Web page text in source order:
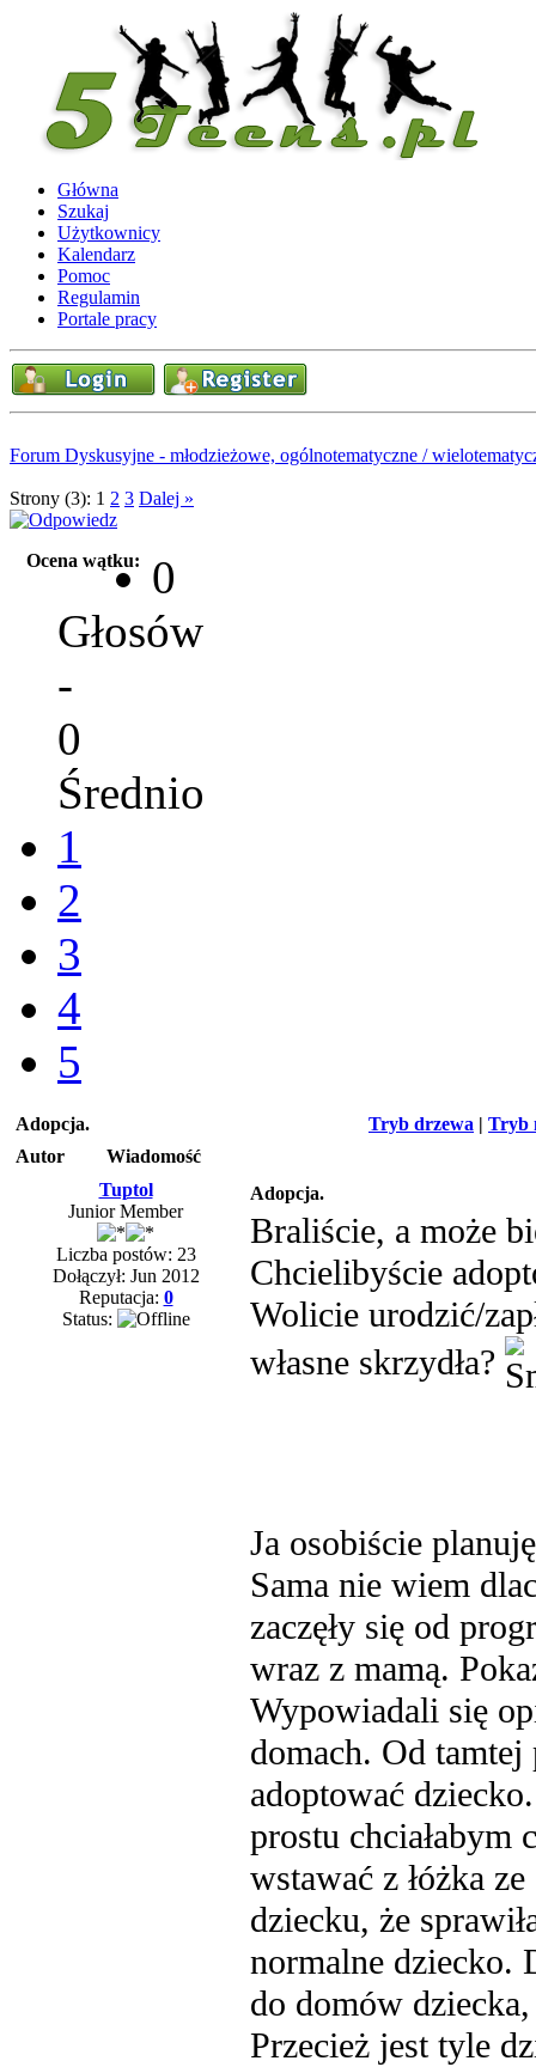
Główna
Szukaj
Użytkownicy
Kalendarz
Pomoc
Regulamin
Portale pracy
Forum Dyskusyjne - młodzieżowe, ogólnotematyczne /
Strony (3): 1 2 3 Dalej »
Ocena wątku:
0
Głosów
-
0
Średnio
1
2
3
4
5
Tryb drzewa | Tryb
Adopcja.
Autor
Wiadomość
Tuptol
Junior Member
Liczba postów: 23
Dołączył: Jun 2012
Reputacja: 0
Status:
Adopcja.
Braliście, a może
Chcielibyście
Wolicie urodzić/
własne skrzydła?
Ja osobiście
Sama nie wiem
zaczęły się od
wraz z mamą.
Wypowiadali się
domach. Od tamtej
adoptować
prostu chciałabym
wstawać z łóżka
dziecku, że
normalne dziecko.
do domów
Przecież jest tyle